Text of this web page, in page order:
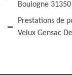
Boulogne 31350
Prestations de
Velux Gensac